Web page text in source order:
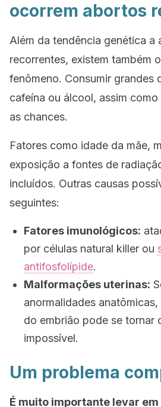
ocorrem abortos
Além da tendência genética a
recorrentes, existem também
fenômeno. Consumir grandes
cafeína ou álcool, assim como
as chances.
Fatores como idade da mãe,
exposição a fontes de
incluídos. Outras causas
seguintes:
Fatores imunológicos:
por células natural killer ou
antifosfolípide.
Malformações uterinas:
anormalidades
do embrião pode se tornar
impossível.
Um problema
É muito importante levar